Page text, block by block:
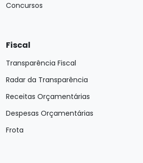
Concursos
Fiscal
Transparência Fiscal
Radar da Transparência
Receitas Orçamentárias
Despesas Orçamentárias
Frota